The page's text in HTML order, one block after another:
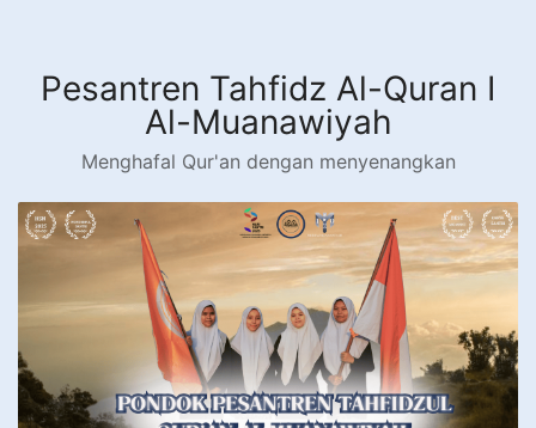
kontenPesantren Tahfidz Al-Quran I
Al-Muanawiyah
Menghafal Qur'an dengan menyenangkan